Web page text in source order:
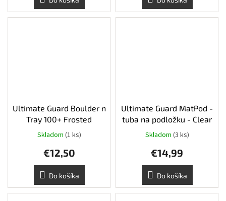
Ultimate Guard Boulder n
Tray 100+ Frosted
Skladom (1 ks)
€12,50
Do košíka
Ultimate Guard MatPod -
tuba na podložku - Clear
Skladom (3 ks)
€14,99
Do košíka